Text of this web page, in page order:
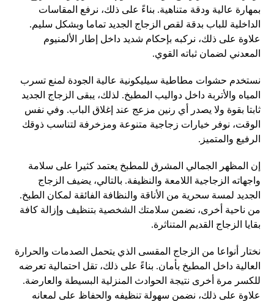
بمهارة عالية ودقة متناهية. بناءً على ذلك، نرفع المقاسات
الداخلية للباب بدقة لقص الزجاج الجديد تماما وبشكل سليم.
علاوة على ذلك، نركبه بإحكام شديد داخل إطار الألمنيوم
المعدني لضمان ثباته القوي.
نستخدم حشوات مطاطية سيليكونية عالية الجودة لمنع تسرب
المياه والأتربة داخل دواليب المطبخ. لذلك، يبقى الزجاج الجديد
ثابتا بقوة ولا يصدر أي رنين مزعج عند إغلاق الباب. وفي نفس
الوقت، نوفر خيارات زجاجية متنوعة ومزخرفة لتناسب ذوقك
الرفيع والمتميز.
إن المظهر الجمالي المشرق للمطبخ يعتمد كثيرا على سلامة
واجهاته الزجاجية اللامعة والنظيفة. بالتالي، يضيف الزجاج
الجديد لمسة سحرية من الأناقة والنظافة الفائقة لمكان الطبخ.
من ناحية أخرى، نضمن سلامتك الشخصية بتنظيف وإزالة كافة
بقايا الزجاج القديم المتناثرة.
نختار أنواعا من الزجاج المقسى الذي يتحمل الصدمات والحرارة
العالية داخل المطبخ بأمان. بناءً على ذلك، تقل احتمالية تعرضه
للكسر مرة أخرى نتيجة الحوادث المنزلية البسيطة والعارضة.
علاوة على ذلك، نضمن سهولة تنظيفه والحفاظ على لمعانه